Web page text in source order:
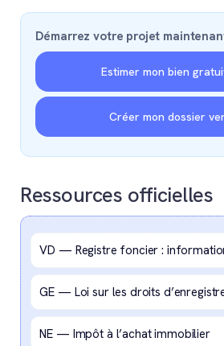
Démarrez votre projet
Estimer mon bien
Créer mon dossier
Ressources officielles
VD — Registre foncier :
GE — Loi sur les droits
NE — Impôt à l’achat immobilier